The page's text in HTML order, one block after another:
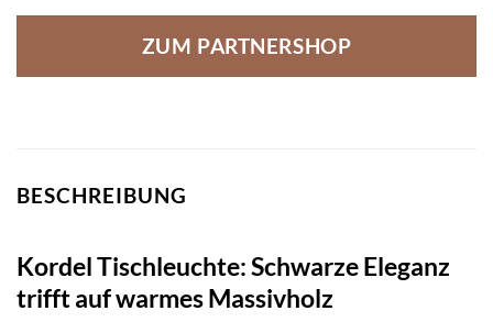
ZUM PARTNERSHOP
BESCHREIBUNG
Kordel Tischleuchte: Schwarze Eleganz
trifft auf warmes Massivholz